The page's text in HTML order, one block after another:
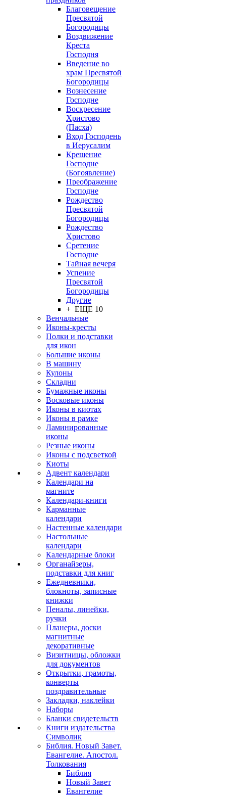
Благовещение
Пресвятой
Богородицы
Воздвижение
Креста
Господня
Введение во
храм Пресвятой
Богородицы
Вознесение
Господне
Воскресение
Христово
(Пасха)
Вход Господень
в Иерусалим
Крещение
Господне
(Богоявление)
Преображение
Господне
Рождество
Пресвятой
Богородицы
Рождество
Христово
Сретение
Господне
Тайная вечеря
Успение
Пресвятой
Богородицы
Другие
+ ЕЩЕ 10
Венчальные
Иконы-кресты
Полки и подставки
для икон
Большие иконы
В машину
Кулоны
Складни
Бумажные иконы
Восковые иконы
Иконы в киотах
Иконы в рамке
Ламинированные
иконы
Резные иконы
Иконы с подсветкой
Киоты
Адвент календари
Календари на
магните
Календари-книги
Карманные
календари
Настенные календари
Настольные
календари
Календарные блоки
Органайзеры,
подставки для книг
Ежедневники,
блокноты, записные
книжки
Пеналы, линейки,
ручки
Планеры, доски
магнитные
декоративные
Визитницы, обложки
для документов
Открытки, грамоты,
конверты
поздравительные
Закладки, наклейки
Наборы
Бланки свидетельств
Книги издательства
Символик
Библия. Новый Завет.
Евангелие. Апостол.
Толкования
Библия
Новый Завет
Евангелие